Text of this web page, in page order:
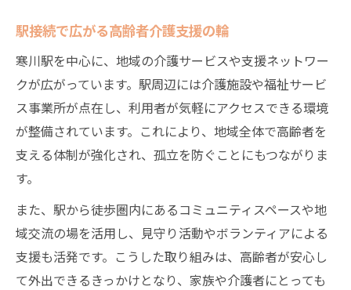
駅接続で広がる高齢者介護支援の輪
寒川駅を中心に、地域の介護サービスや支援ネットワー
クが広がっています。駅周辺には介護施設や福祉サービ
ス事業所が点在し、利用者が気軽にアクセスできる環境
が整備されています。これにより、地域全体で高齢者を
支える体制が強化され、孤立を防ぐことにもつながりま
す。
また、駅から徒歩圏内にあるコミュニティスペースや地
域交流の場を活用し、見守り活動やボランティアによる
支援も活発です。こうした取り組みは、高齢者が安心し
て外出できるきっかけとなり、家族や介護者にとっても